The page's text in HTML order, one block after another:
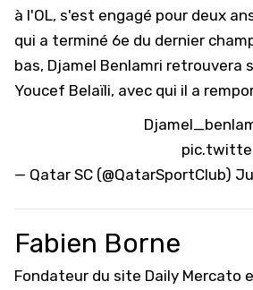
à l'OL, s'est engagé pour deux
qui a terminé 6e du dernier
bas, Djamel Benlamri retrouvera
Youcef Belaïli, avec qui il a
— Qatar SC (@QatarSportClub)
Fabien Borne
Fondateur du site Daily Mercato